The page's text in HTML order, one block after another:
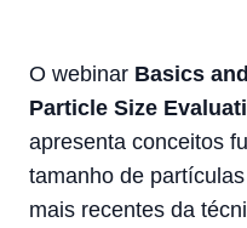
O webinar Basics
Particle Size
apresenta conceitos
tamanho de
mais recentes da